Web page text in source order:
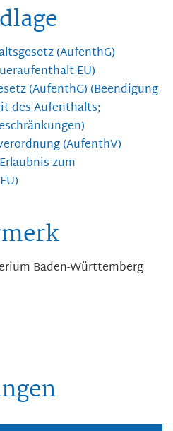
(AufenthG)
EU)
(AufenthG) (Beendigung
des Aufenthalts;
(AufenthV)
zum
Baden-Württemberg